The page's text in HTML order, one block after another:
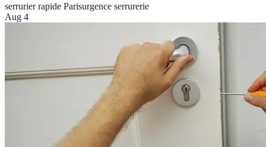
serrurier rapide Parisurgence serrurerie
Aug 4